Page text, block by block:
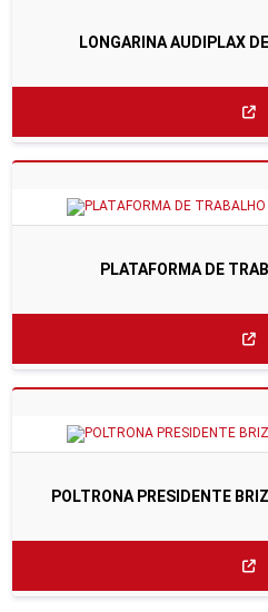
LONGARINA AUDIPLAX
PLATAFORMA DE
POLTRONA PRESIDENTE